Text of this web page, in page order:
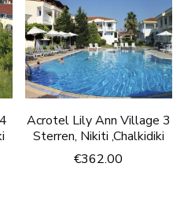
Acrotel Lily Ann Village 3
Sterren, Nikiti ,Chalkidiki
€362.00